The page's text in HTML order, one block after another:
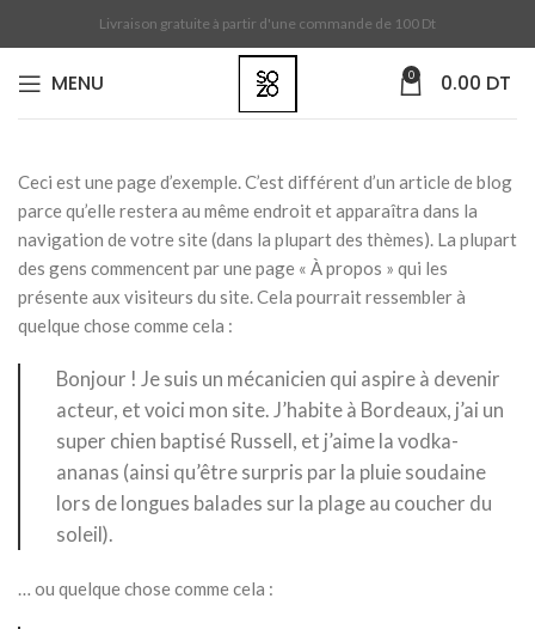
Livraison gratuite à partir d'une commande de 100 Dt
MENU 0 0.00 DT
Ceci est une page d’exemple. C’est différent d’un article de blog
parce qu’elle restera au même endroit et apparaîtra dans la
navigation de votre site (dans la plupart des thèmes). La plupart
des gens commencent par une page « À propos » qui les
présente aux visiteurs du site. Cela pourrait ressembler à
quelque chose comme cela :
Bonjour ! Je suis un mécanicien qui aspire à devenir
acteur, et voici mon site. J’habite à Bordeaux, j’ai un
super chien baptisé Russell, et j’aime la vodka-
ananas (ainsi qu’être surpris par la pluie soudaine
lors de longues balades sur la plage au coucher du
soleil).
… ou quelque chose comme cela :